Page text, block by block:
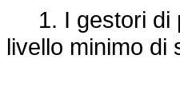
1. I gestori di
livello minimo di